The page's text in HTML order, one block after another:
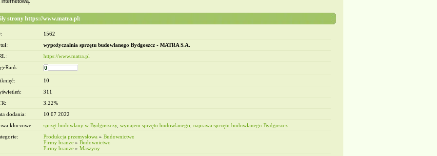
Warszawa
strony https://www.matra.pl:
1562
wypożyczalnia sprzętu budowlanego Bydgoszcz - MATRA S.A.
https://www.matra.pl
10
311
3.22%
dodania:
10 07 2022
kluczowe:
sprzęt budowlany w Bydgoszczy, wynajem sprzętu budowlanego naprawa sprzętu budowlanego Bydgoszcz
Produkcja przemysłowa » Budownictwo
Firmy branże » Budownictwo
Firmy branże » Maszyny